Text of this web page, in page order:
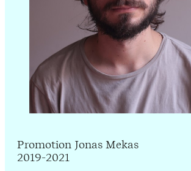
Promotion Jonas Mekas
2019-2021